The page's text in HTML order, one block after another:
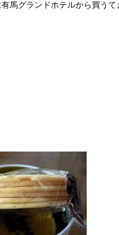
馬グランドホテルから買うて